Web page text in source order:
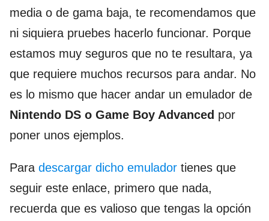
media o de gama baja, te recomendamos que
ni siquiera pruebes hacerlo funcionar. Porque
estamos muy seguros que no te resultara, ya
que requiere muchos recursos para andar. No
es lo mismo que hacer andar un emulador de
Nintendo DS o Game Boy Advanced por
poner unos ejemplos.
Para descargar dicho emulador tienes que
seguir este enlace, primero que nada,
recuerda que es valioso que tengas la opción